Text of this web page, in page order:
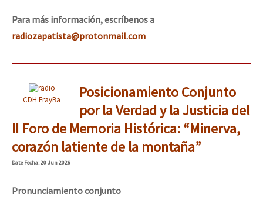
Para más información, escríbenos a
radiozapatista@protonmail.com
CDH FrayBa
Posicionamiento Conjunto
por la Verdad y la Justicia del
II Foro de Memoria Histórica: “Minerva,
corazón latiente de la montaña”
DateFecha: 20 Jun 2026
Pronunciamiento conjunto